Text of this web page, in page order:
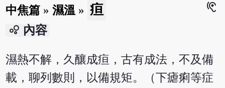
中焦篇 »濕溫 » 疸
hearing
bubble_chart 內容
濕熱不解，久釀成疸，古有成法，不及備
載，聊列數則，以備規矩。（下瘧痢等症